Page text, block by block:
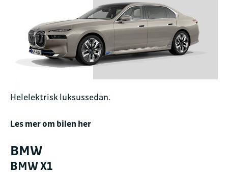
Helelektrisk luksussedan.
Les mer om bilen her
BMW
BMW X1